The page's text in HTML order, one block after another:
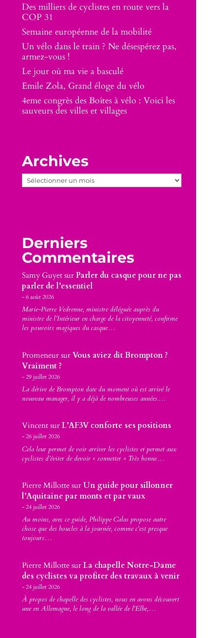
Des milliers de cyclistes en route vers la
COP 31
Semaine européenne de la mobilité
Un vélo dans le train ? Ne désespérez pas,
armez-vous !
Le jour où ma vie a basculé
Emile Zola, Grand éloge du vélo
4eme congrès des Boîtes à vélo : Voici les
sauveurs des villes et villages
Archives
Archives
Derniers
Commentaires
Samy GuyetsurParler du casque pour ne pas
parler de l’essentiel
6 août 2026
Marie-Pierre Vedrenne, ministre déléguée auprès du
ministre de l’Intérieur en charge de la citoyenneté, confirme
les pouvoirs magiques du casque…
PromeneursurVous aviez dit Brompton ?
Vraiment ?
29 juillet 2026
La dérive de Brompton date du moment où est arrivé le
nouveau manager, il y a déjà de nombreuses années.…
VincentsurL’AF3V conforte ses positions
26 juillet 2026
Cela leur permet de voir arriver les cyclistes et permet aux
cyclistes d’éviter de devoir « sonnetter » Très bonne…
Pierre MillottesurUn guide pour sillonner
l’Aquitaine par monts et par vaux
24 juillet 2026
Au moins, avec ce guide, Philippe Calas propose autre
chose que des boucles à la journée, comme c'est presque
toujours…
Pierre MillottesurLa chapelle Notre-Dame
des cyclistes va profiter des travaux à venir
24 juillet 2026
À propos de chapelle des cyclistes, nous en avons découvert
une en Allemagne, le long de la vallée de l'Elbe,…